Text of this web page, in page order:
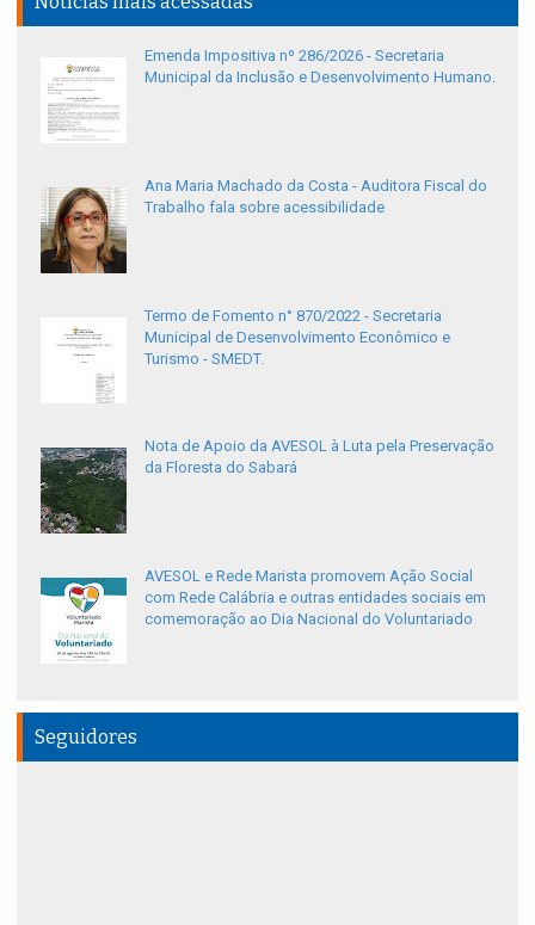
Emenda Impositiva nº 286/2026 - Secretaria
Municipal da Inclusão e Desenvolvimento Humano.
Ana Maria Machado da Costa - Auditora Fiscal do
Trabalho fala sobre acessibilidade
Termo de Fomento n° 870/2022 - Secretaria
Municipal de Desenvolvimento Econômico e
Turismo - SMEDT.
Nota de Apoio da AVESOL à Luta pela Preservação
da Floresta do Sabará
AVESOL e Rede Marista promovem Ação Social
com Rede Calábria e outras entidades sociais em
comemoração ao Dia Nacional do Voluntariado
Seguidores